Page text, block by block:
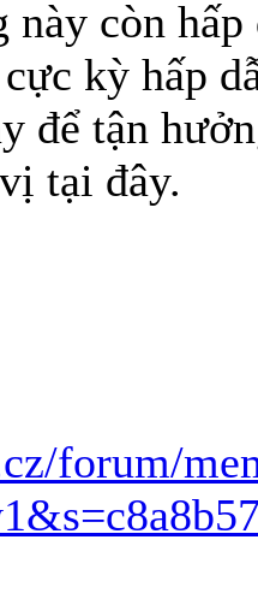
này còn
kỳ hấp
để tận
tại đây.
forum/